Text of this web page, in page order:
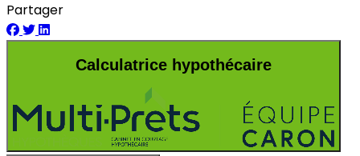
Partager
Calculatrice hypothécaire